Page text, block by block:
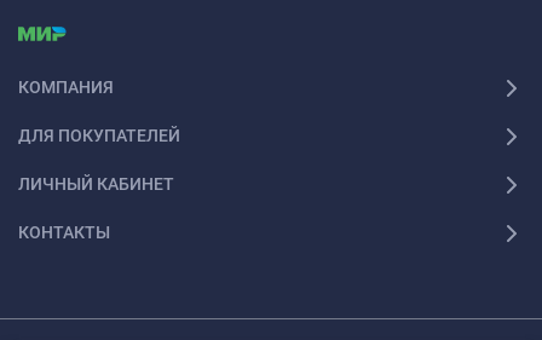
КОМПАНИЯ
ДЛЯ ПОКУПАТЕЛЕЙ
ЛИЧНЫЙ КАБИНЕТ
КОНТАКТЫ